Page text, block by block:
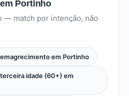
Portinho
— match por intenção, não
em Portinho
idade (60+) em